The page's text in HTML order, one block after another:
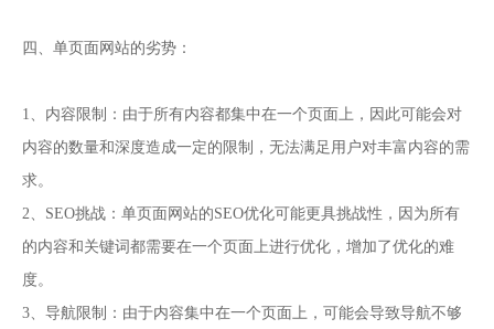
四、单页面网站的劣势：
1、内容限制：由于所有内容都集中在一个页面上，因此可能会对
内容的数量和深度造成一定的限制，无法满足用户对丰富内容的需
求。
2、SEO挑战：单页面网站的SEO优化可能更具挑战性，因为所有
的内容和关键词都需要在一个页面上进行优化，增加了优化的难
度。
3、导航限制：由于内容集中在一个页面上，可能会导致导航不够